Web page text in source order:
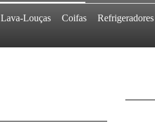
Lava-Louças Coifas Refrigeradores